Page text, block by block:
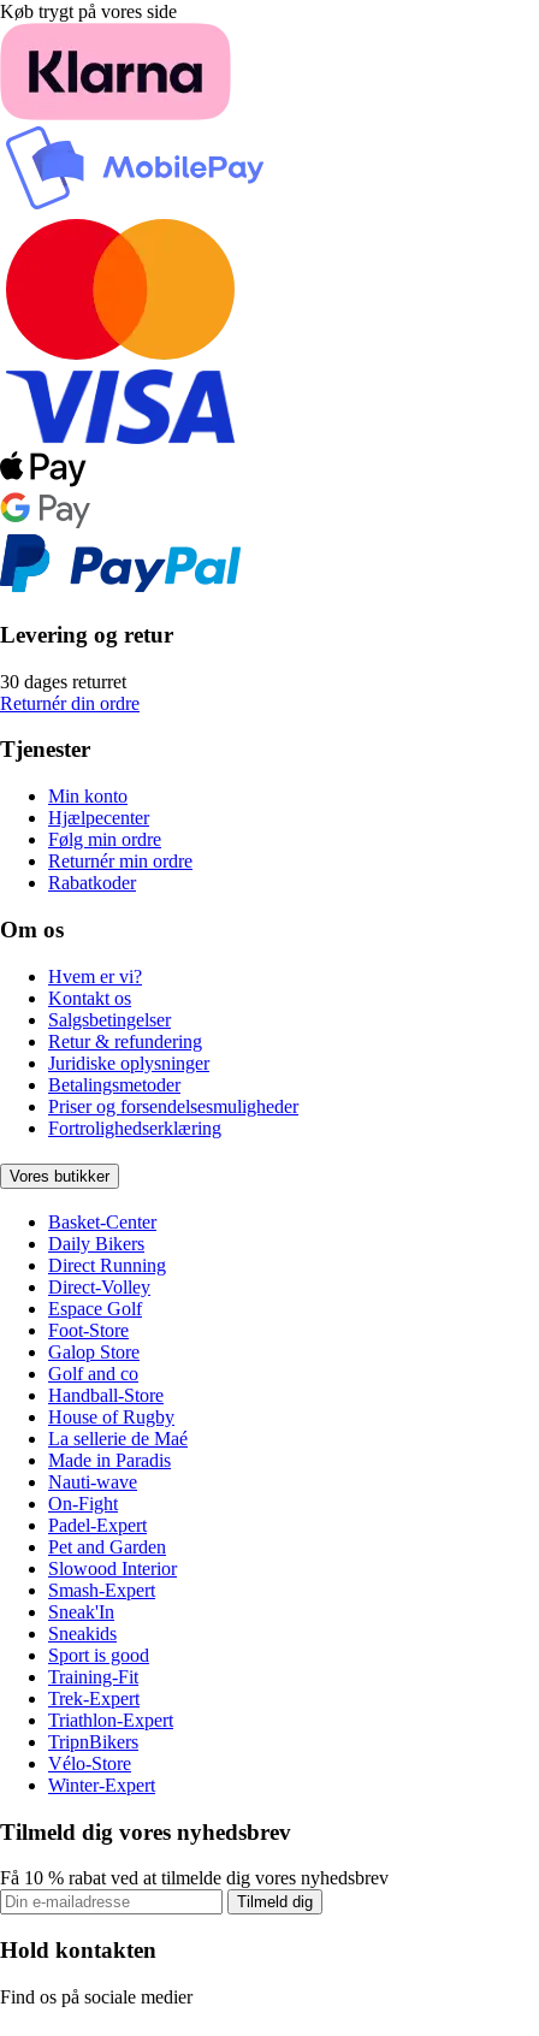
Køb trygt på vores side
Levering og retur
30 dages returret
Returnér din ordre
Tjenester
Min konto
Hjælpecenter
Følg min ordre
Returnér min ordre
Rabatkoder
Om os
Hvem er vi?
Kontakt os
Salgsbetingelser
Retur & refundering
Juridiske oplysninger
Betalingsmetoder
Priser og forsendelsesmuligheder
Fortrolighedserklæring
Vores butikker
Basket-Center
Daily Bikers
Direct Running
Direct-Volley
Espace Golf
Foot-Store
Galop Store
Golf and co
Handball-Store
House of Rugby
La sellerie de Maé
Made in Paradis
Nauti-wave
On-Fight
Padel-Expert
Pet and Garden
Slowood Interior
Smash-Expert
Sneak'In
Sneakids
Sport is good
Training-Fit
Trek-Expert
Triathlon-Expert
TripnBikers
Vélo-Store
Winter-Expert
Tilmeld dig vores nyhedsbrev
Få 10 % rabat ved at tilmelde dig vores nyhedsbrev
Tilmeld dig
Hold kontakten
Find os på sociale medier